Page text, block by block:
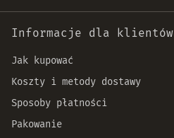
Informacje dla klientów
Jak kupować
Koszty i metody dostawy
Sposoby płatności
Pakowanie